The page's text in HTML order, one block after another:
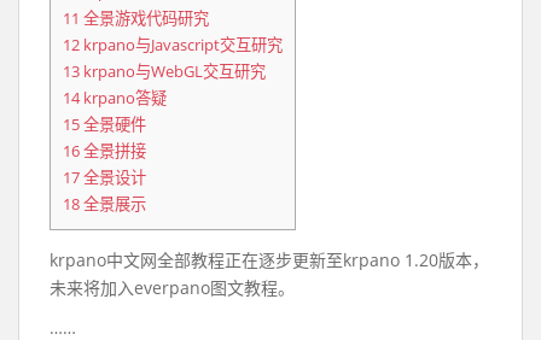
11 全景游戏代码研究
12 krpano与Javascript交互研究
13 krpano与WebGL交互研究
14krpano答疑
15全景硬件
16全景拼接
17全景设计
18全景展示
krpano中文网全部教程正在逐步更新至krpano 1.20版本，
未来将加入everpano图文教程。
……